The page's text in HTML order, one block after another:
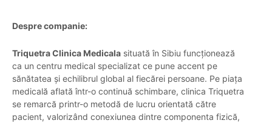
Despre companie:
Triquetra Clinica Medicala situată în Sibiu funcționează
ca un centru medical specializat ce pune accent pe
sănătatea și echilibrul global al fiecărei persoane. Pe piața
medicală aflată într-o continuă schimbare, clinica Triquetra
se remarcă printr-o metodă de lucru orientată către
pacient, valorizând conexiunea dintre componenta fizică,